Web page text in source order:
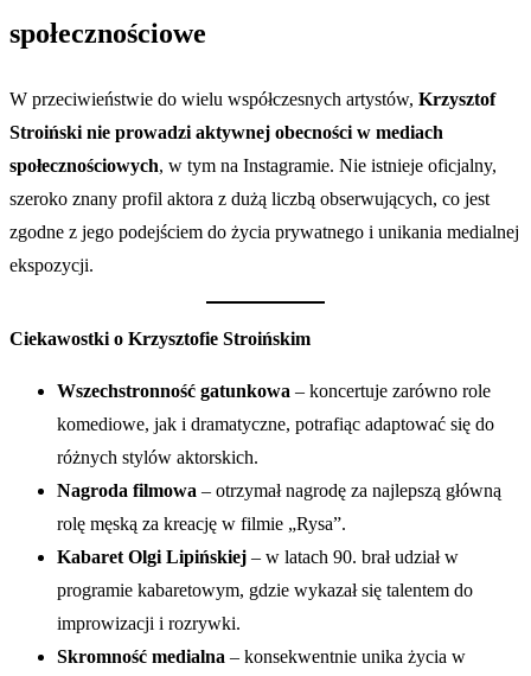
społecznościowe
W przeciwieństwie do wielu współczesnych artystów, Krzysztof
Stroiński nie prowadzi aktywnej obecności w mediach
społecznościowych, w tym na Instagramie. Nie istnieje oficjalny,
szeroko znany profil aktora z dużą liczbą obserwujących, co jest
zgodne z jego podejściem do życia prywatnego i unikania medialnej
ekspozycji.
Ciekawostki o Krzysztofie Stroińskim
Wszechstronność gatunkowa – koncertuje zarówno role
komediowe, jak i dramatyczne, potrafiąc adaptować się do
różnych stylów aktorskich.
Nagroda filmowa – otrzymał nagrodę za najlepszą główną
rolę męską za kreację w filmie „Rysa”.
Kabaret Olgi Lipińskiej – w latach 90. brał udział w
programie kabaretowym, gdzie wykazał się talentem do
improwizacji i rozrywki.
Skromność medialna – konsekwentnie unika życia w